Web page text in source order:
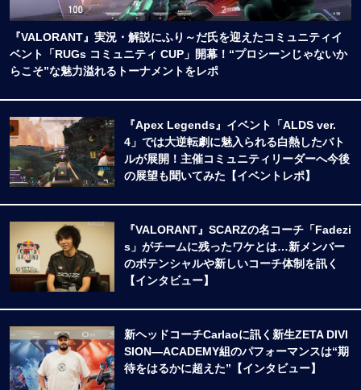
『VALORANT』実況・解説にふり～だ氏を迎えたコミュニティイ
ベント「RUGs コミュニティ CUP」開幕！“プロシーンじゃないか
らこそ”な魅力溢れるトーナメントをレポ
『Apex Legends』イベント「ALDS ver.
4」では大逆転劇に魅入られる白熱したバト
ルが展開！主催コミュニティリーダーへ今後
の展望も聞いてみた【イベントレポ】
『VALORANT』SCARZの名コーチ「Fadezi
s」がチームに残ったワケとは…新メンバー
のポテンシャルや新しいコーチ体制を訊く
【インタビュー】
新ヘッドコーチCarlaoに訊く新生ZETA DIVI
SION―ACADEMY組のパフォーマンスは“期
待をはるかに超えた”【インタビュー】